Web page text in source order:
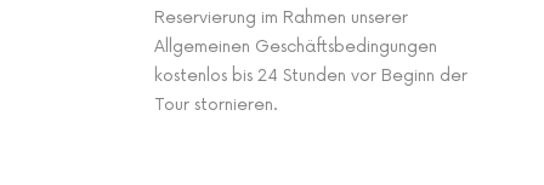
Reservierung im Rahmen unserer
Allgemeinen Geschäftsbedingungen
kostenlos bis 24 Stunden vor Beginn der
Tour stornieren.